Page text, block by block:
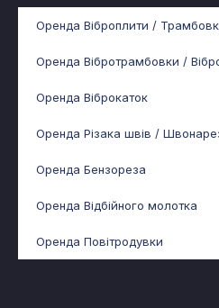
Оренда Віброплити /
Оренда Вібротрамбовки /
Оренда Віброкаток
Оренда Різака швів /
Оренда Бензореза
Оренда Відбійного молотка
Оренда Повітродувки